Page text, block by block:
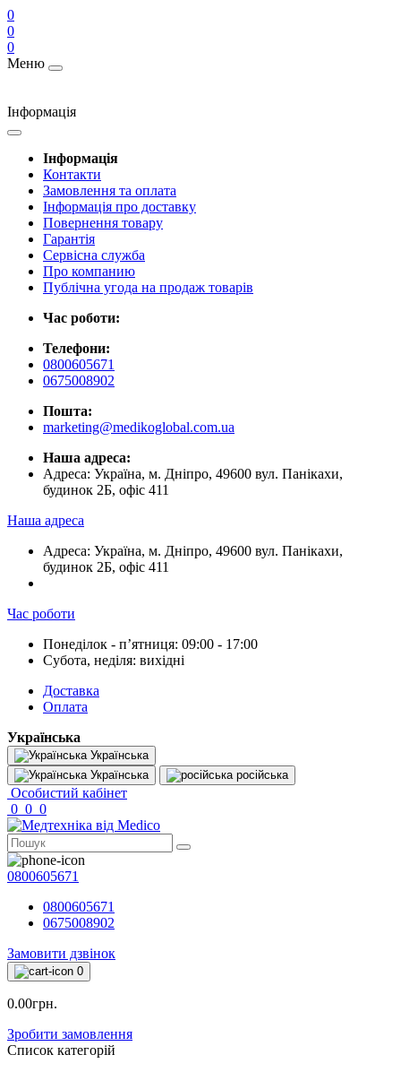
0
0
0
Меню
Інформація
Інформація
Контакти
Замовлення та оплата
Інформація про доставку
Повернення товару
Гарантія
Сервісна служба
Про компанию
Публічна угода на продаж товарів
Час роботи:
Телефони:
0800605671
0675008902
Пошта:
marketing@medikoglobal.com.ua
Наша адреса:
Адреса: Україна, м. Дніпро, 49600 вул. Панікахи,
будинок 2Б, офіс 411
Наша адреса
Адреса: Україна, м. Дніпро, 49600 вул. Панікахи,
будинок 2Б, офіс 411
Час роботи
Понеділок - пʼятниця: 09:00 - 17:00
Субота, неділя: вихідні
Доставка
Оплата
Українська
Українська
Українська
російська
Особистий кабінет
0 0 0
0800605671
0800605671
0675008902
Замовити дзвінок
0
0.00грн.
Зробити замовлення
Список категорій